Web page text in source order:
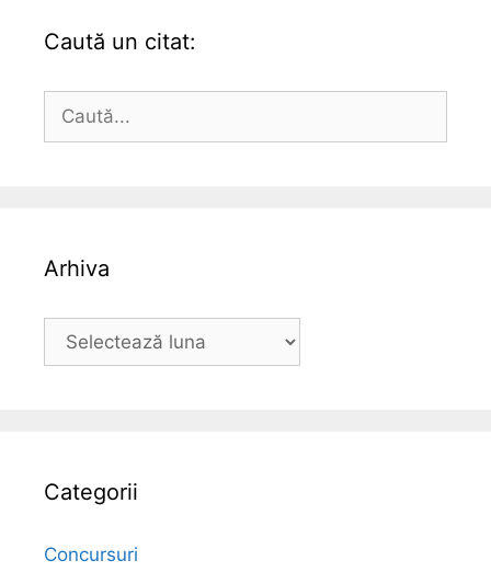
Caută un citat:
după:
Arhiva
Arhiva
Categorii
Concursuri